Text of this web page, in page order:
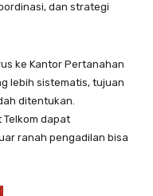
dan strategi
ke Kantor Pertanahan
lebih sistematis, tujuan
ditentukan.
dapat
ranah pengadilan bisa